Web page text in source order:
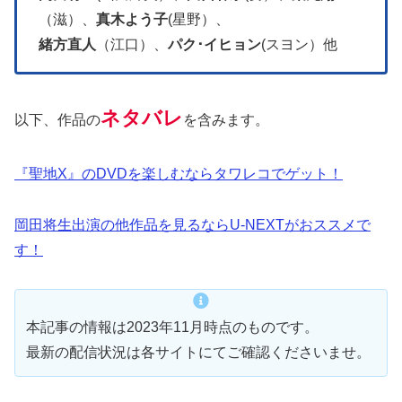
（滋）、 真木よう子(星野）、
緒方直人
（江口）、パク･イヒョン(スヨン）他
以下、作品のネタバレ を含みます。
『聖地X』のDVDを楽しむならタワレコでゲット！
岡田将生出演の他作品を見るならU-NEXTがおススメで
す！
本記事の情報は2023年11月時点のものです。
最新の配信状況は各サイトにてご確認くださいませ。